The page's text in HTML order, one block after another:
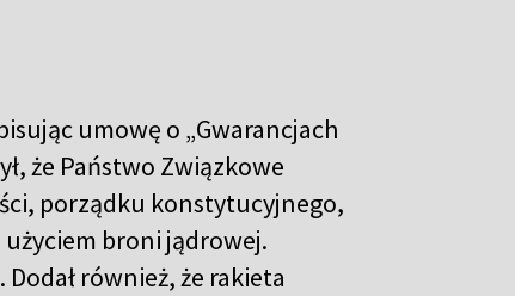
umowę o „Gwarancjach
że Państwo Związkowe
porządku konstytucyjnego,
broni jądrowej.
również, że rakieta